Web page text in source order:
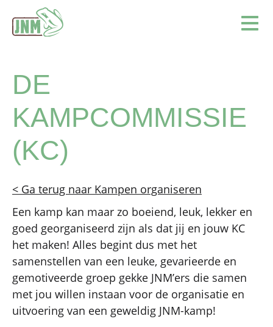
DE
KAMPCOMMISSIE
(KC)
< Ga terug naar Kampen organiseren
Een kamp kan maar zo boeiend, leuk, lekker en
goed georganiseerd zijn als dat jij en jouw KC
het maken! Alles begint dus met het
samenstellen van een leuke, gevarieerde en
gemotiveerde groep gekke JNM’ers die samen
met jou willen instaan voor de organisatie en
uitvoering van een geweldig JNM-kamp!